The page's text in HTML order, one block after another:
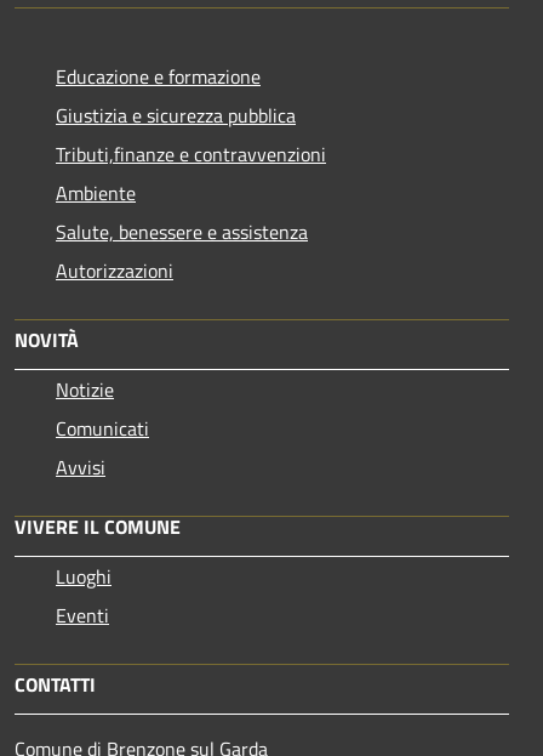
Educazione e formazione
Giustizia e sicurezza pubblica
Tributi,finanze e contravvenzioni
Ambiente
Salute, benessere e assistenza
Autorizzazioni
NOVITÀ
Notizie
Comunicati
Avvisi
VIVERE IL COMUNE
Luoghi
Eventi
CONTATTI
Comune di Brenzone sul Garda